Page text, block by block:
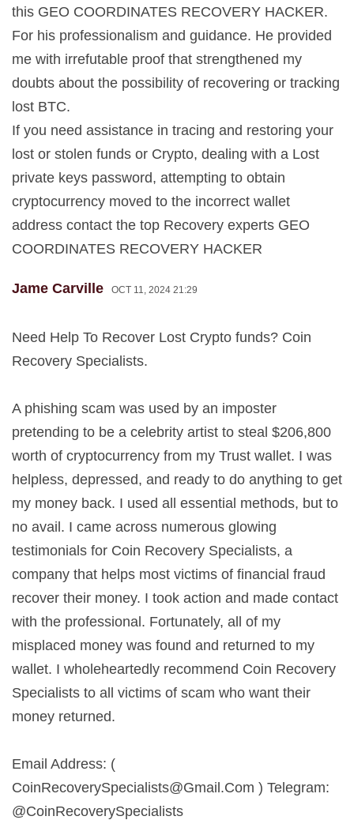
this GEO COORDINATES RECOVERY HACKER.
For his professionalism and guidance. He provided
me with irrefutable proof that strengthened my
doubts about the possibility of recovering or tracking
lost BTC.
If you need assistance in tracing and restoring your
lost or stolen funds or Crypto, dealing with a Lost
private keys password, attempting to obtain
cryptocurrency moved to the incorrect wallet
address contact the top Recovery experts GEO
COORDINATES RECOVERY HACKER
Jame Carville OCT 11, 2024 21:29
Need Help To Recover Lost Crypto funds? Coin
Recovery Specialists.
A phishing scam was used by an imposter
pretending to be a celebrity artist to steal $206,800
worth of cryptocurrency from my Trust wallet. I was
helpless, depressed, and ready to do anything to get
my money back. I used all essential methods, but to
no avail. I came across numerous glowing
testimonials for Coin Recovery Specialists, a
company that helps most victims of financial fraud
recover their money. I took action and made contact
with the professional. Fortunately, all of my
misplaced money was found and returned to my
wallet. I wholeheartedly recommend Coin Recovery
Specialists to all victims of scam who want their
money returned.
Email Address: (
CoinRecoverySpecialists@Gmail.Com ) Telegram:
@CoinRecoverySpecialists